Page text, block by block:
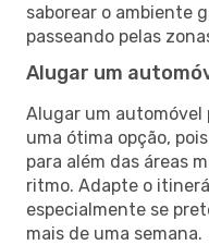
saborear o ambiente
passeando pelas
Alugar um
Alugar um automóvel
uma ótima opção,
para além das áreas
ritmo. Adapte o
especialmente se
mais de uma semana.